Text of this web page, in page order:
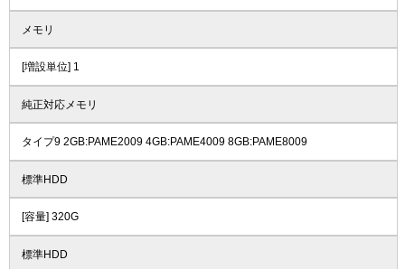
メモリ
[増設単位] 1
純正対応メモリ
タイプ9 2GB:PAME2009 4GB:PAME4009 8GB:PAME8009
標準HDD
[容量] 320G
標準HDD